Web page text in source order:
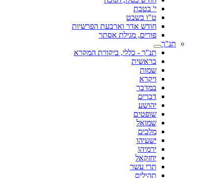
י' בטבת
ט"ו בשבט
חודש אדר וארבעת הפרשיות
פורים, מגילת אסתר
תנ"ך
תנ"ך - כללי, ביקורת המקרא
בראשית
שמות
ויקרא
במדבר
דברים
יהושע
שופטים
שמואל
מלכים
ישעיהו
ירמיהו
יחזקאל
תרי עשר
תהילים